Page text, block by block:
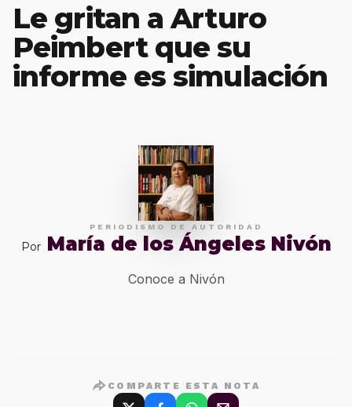
Le gritan a Arturo
Peimbert que su
informe es simulación
PERIODISMO DE AUTORIDAD
Por María de los Ángeles Nivón
Conoce a Nivón
COMPARTE ESTA NOTA